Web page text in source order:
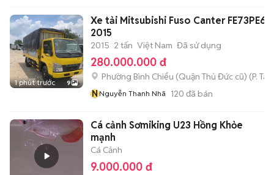
1 phút trước 9
Xe tải Mitsubishi Fuso Canter
2015
2015 2 tấn Việt Nam Đã sử dụng
280.000.000 đ
Phường Bình Chiểu (Quận Thủ Đức cũ) (P.
NNguyễn Thanh Nhã 120 đã bán
Cá cảnh Sơmiking U23 Hồng Khỏe
mạnh
Cá Cảnh
9.000.000 đ